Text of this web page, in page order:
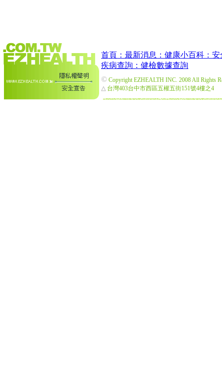
首頁： 最新消息： 健康小百科： 安
疾病查詢： 健檢數據查詢
© Copyright EZHEALTH INC. 2008 All Rights
△ 台灣403台中市西區五權五街151號4樓之4